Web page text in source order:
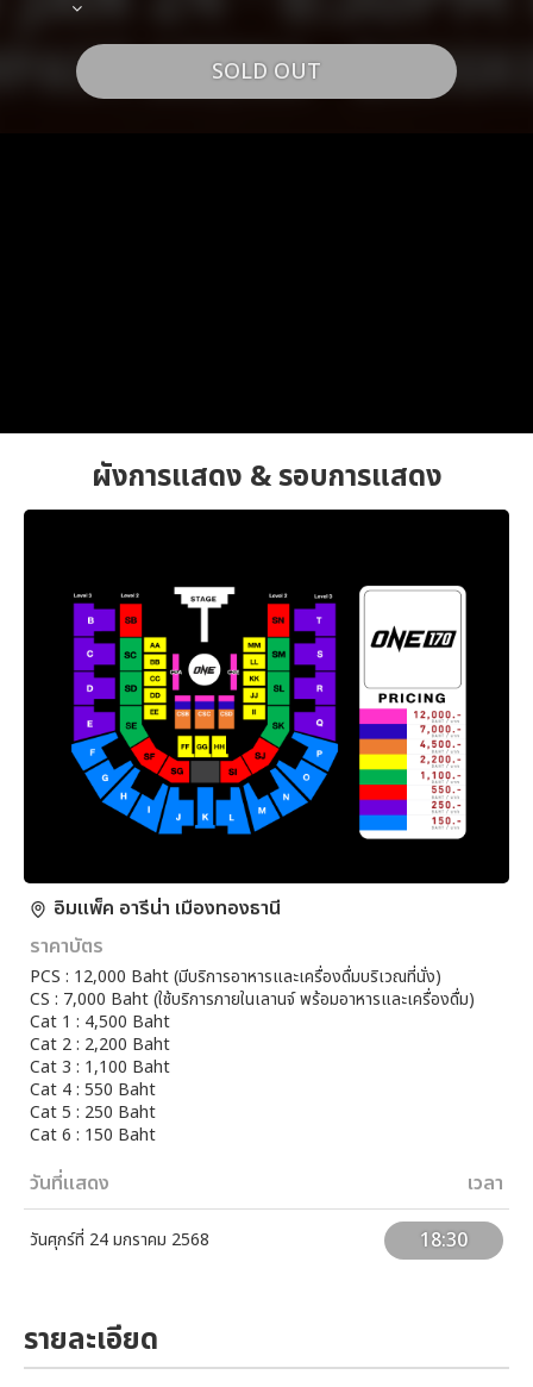
SOLD OUT
ผังการแสดง & รอบการแสดง
อิมแพ็ค อารีน่า เมืองทองธานี
ราคาบัตร
PCS : 12,000 Baht (มีบริการอาหารและเครื่องดื่มบริเวณที่นั่ง)
CS : 7,000 Baht (ใช้บริการภายในเลานจ์ พร้อมอาหารและเครื่องดื่ม)
Cat 1 : 4,500 Baht
Cat 2 : 2,200 Baht
Cat 3 : 1,100 Baht
Cat 4 : 550 Baht
Cat 5 : 250 Baht
Cat 6 : 150 Baht
วันที่แสดง เวลา
วันศุกร์ที่ 24 มกราคม 2568 18:30
รายละเอียด